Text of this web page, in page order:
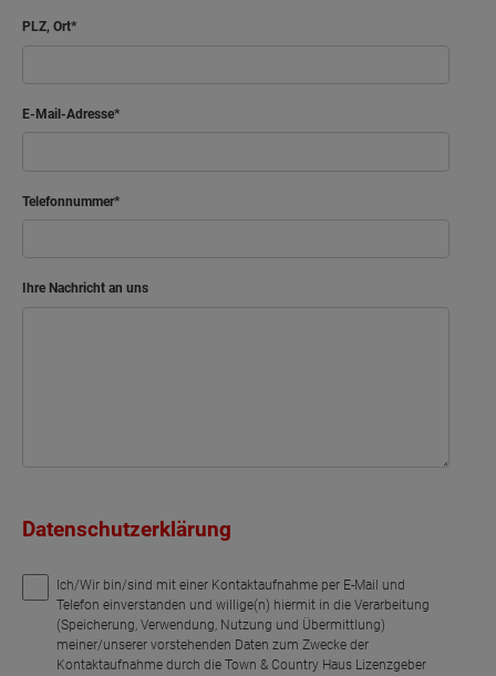
Bad
Flur 8.54 m²
Netto-Raumfläche 98.46m²
Schlafen
Netto-Raumfläche
PLZ, Ort
E-Mail-Adresse
Telefonnummer
Ihre Nachricht an uns
Datenschutzerklärung
Ich/Wir bin/sind mit einer Kontaktaufnahme per E-Mail und
Telefon einverstanden und willige(n) hiermit in die Verarbeitung
(Speicherung, Verwendung, Nutzung und Übermittlung)
meiner/unserer vorstehenden Daten zum Zwecke der
Kontaktaufnahme durch die Town & Country Haus Lizenzgeber